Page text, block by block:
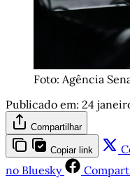
Foto: Agência
Publicado em: 24
Compartilhar
Copiar link
no Bluesky